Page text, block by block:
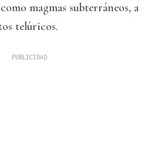
magmas subterráneos, a
telúricos.